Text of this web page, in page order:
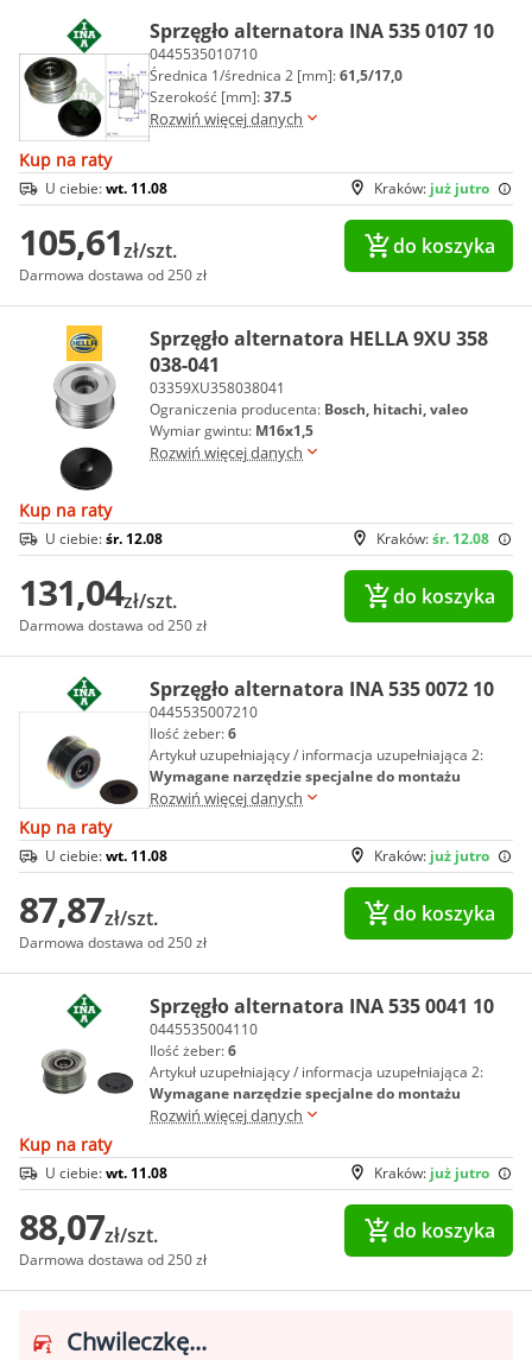
Sprzęgło alternatora INA 535 0107 10
0445535010710
Średnica 1/średnica 2 [mm]:61,5/17,0
Szerokość [mm]:37.5
Rozwiń więcej danych
Kup na raty
Kraków: już jutro
U ciebie:wt. 11.08
105,61zł/szt.
Darmowa dostawa od 250 zł
do koszyka
Sprzęgło alternatora HELLA 9XU 358
038-041
03359XU358038041
Ograniczenia producenta: Bosch, hitachi, valeo
Wymiar gwintu: M16x1,5
Rozwiń więcej danych
Kup na raty
Kraków:śr. 12.08
U ciebie:śr. 12.08
131,04zł/szt.
Darmowa dostawa od 250 zł
do koszyka
Sprzęgło alternatora INA 535 0072 10
0445535007210
Ilość żeber:6
Artykuł uzupełniający / informacja uzupełniająca 2:
Wymagane narzędzie specjalne do montażu
Rozwiń więcej danych
Kup na raty
Kraków: już jutro
U ciebie:wt. 11.08
87,87zł/szt.
Darmowa dostawa od 250 zł
do koszyka
Sprzęgło alternatora INA 535 0041 10
0445535004110
Ilość żeber:6
Artykuł uzupełniający / informacja uzupełniająca 2:
Wymagane narzędzie specjalne do montażu
Rozwiń więcej danych
Kup na raty
Kraków: już jutro
U ciebie:wt. 11.08
88,07zł/szt.
Darmowa dostawa od 250 zł
do koszyka
Chwileczkę...